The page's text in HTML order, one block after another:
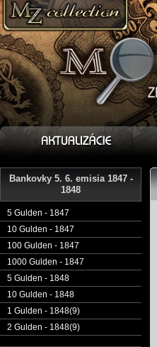
Bankovky 5. 6. emisia 1847 -
1848
5 Gulden - 1847
10 Gulden - 1847
100 Gulden - 1847
1000 Gulden - 1847
5 Gulden - 1848
10 Gulden - 1848
1 Gulden - 1848(9)
2 Gulden - 1848(9)